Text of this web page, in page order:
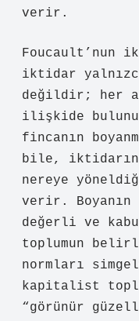
verir.
Foucault’nun
iktidar
değildir; her
ilişkide
fincanın
bile, iktidarın
nereye
verir.
değerli ve
toplumun
normları
kapitalist
“görünür